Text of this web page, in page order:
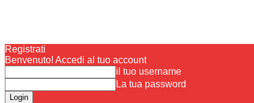
Registrati
Benvenuto! Accedi al tuo account
il tuo username
La tua password